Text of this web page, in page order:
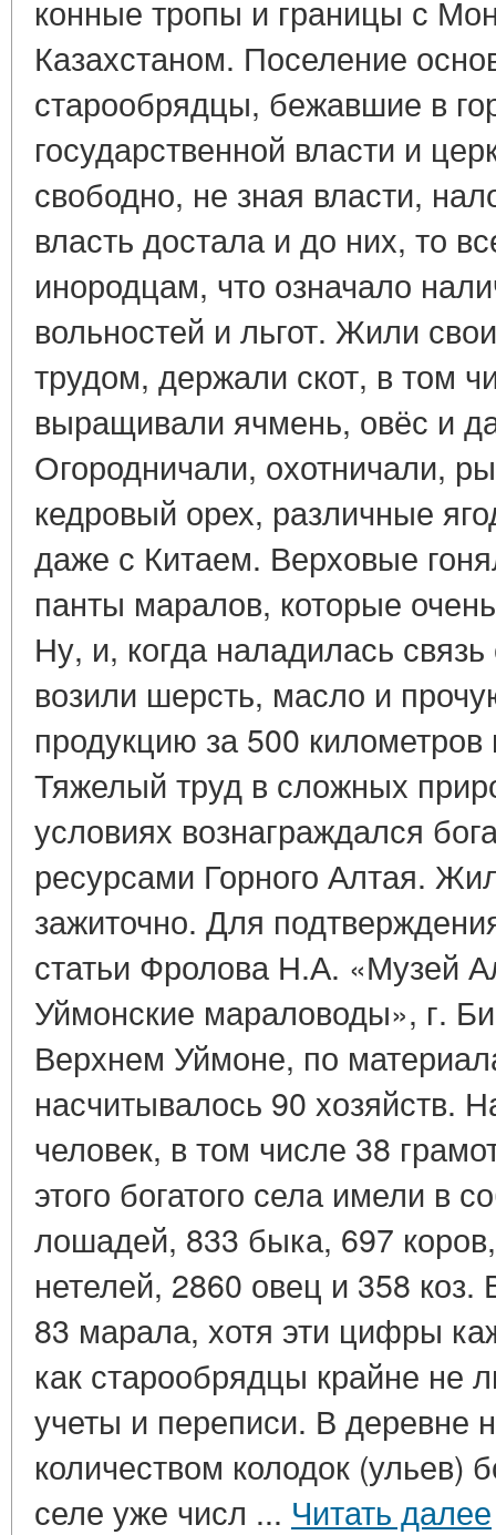
конные тропы и границы с
Казахстаном. Поселение
старообрядцы, бежавшие в
государственной власти и
свободно, не зная власти,
власть достала и до них, то
инородцам, что означало
вольностей и льгот. Жили
трудом, держали скот, в том
выращивали ячмень, овёс и
Огородничали, охотничали,
кедровый орех, различные
даже с Китаем. Верховые
панты маралов, которые
Ну, и, когда наладилась
возили шерсть, масло и
продукцию за 500 километров
Тяжелый труд в сложных
условиях вознаграждался
ресурсами Горного Алтая.
зажиточно. Для
статьи Фролова Н.А. «Музей
Уймонские мараловоды», г.
Верхнем Уймоне, по
насчитывалось 90 хозяйств.
человек, в том числе 38
этого богатого села имели в
лошадей, 833 быка, 697
нетелей, 2860 овец и 358
83 марала, хотя эти цифры
как старообрядцы крайне не
учеты и переписи. В деревне
количеством колодок (ульев)
селе уже числ ... Читать далее